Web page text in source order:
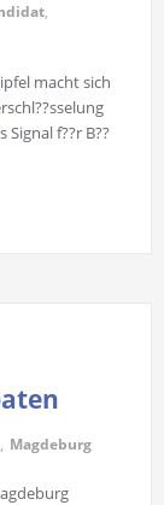
,
macht sich
f??r B??
, Magdeburg